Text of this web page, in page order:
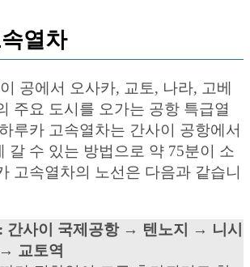
열차
공에서 오사카, 교토, 나라, 고베
주요 도시를 오가는 공항 특급열
루카 고속열차는 간사이 공항에서
갈 수 있는 방법으로 약 75분이 소
고속열차의 노선은 다음과 같습니
간사이 국제공항 → 텐노지 → 니시
교토역